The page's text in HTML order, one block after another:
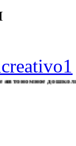
дошкольное